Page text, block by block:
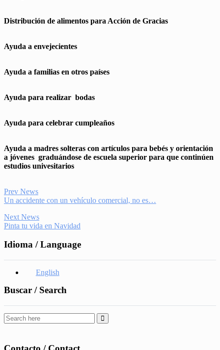
Distribución de alimentos para Acción de Gracias
Ayuda a envejecientes
Ayuda a familias en otros países
Ayuda para realizar bodas
Ayuda para celebrar cumpleaños
Ayuda a madres solteras con artículos para bebés y orientación
a jóvenes graduándose de escuela superior para que continúen
estudios univesitarios
Prev News
Un accidente con un vehículo comercial, no es…
Next News
Pinta tu vida en Navidad
Idioma / Language
English
Buscar / Search